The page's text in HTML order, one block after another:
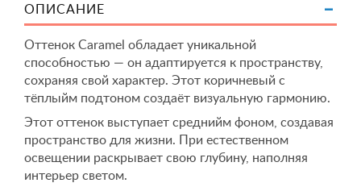
ОПИСАНИЕ
Оттенок Caramel обладает уникальной
способностью — он адаптируется к пространству,
сохраняя свой характер. Этот коричневый с
тёплыйм подтоном создаёт визуальную гармонию.
Этот оттенок выступает среднийм фоном, создавая
пространство для жизни. При естественном
освещении раскрывает свою глубину, наполняя
интерьер светом.